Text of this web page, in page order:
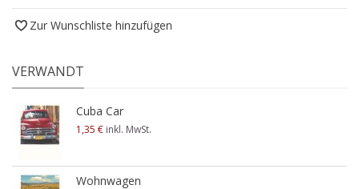
Zur Wunschliste hinzufügen
VERWANDT
Cuba Car
1,35 € inkl. MwSt.
Wohnwagen